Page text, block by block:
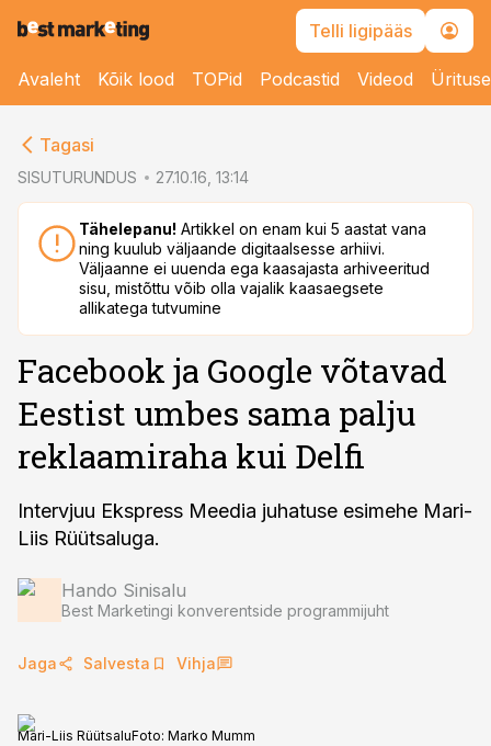
Telli ligipääs
Avaleht Kõik lood TOPid Podcastid Videod
Tagasi
SISUTURUNDUS 27.10.16, 13:14
Tähelepanu! Artikkel on enam kui 5 aastat vana
ning kuulub väljaande digitaalsesse arhiivi.
Väljaanne ei uuenda ega kaasajasta arhiveeritud
sisu, mistõttu võib olla vajalik kaasaegsete
allikatega tutvumine
Facebook ja Google võtavad
Eestist umbes sama palju
reklaamiraha kui Delfi
Intervjuu Ekspress Meedia juhatuse esimehe Mari-
Liis Rüütsaluga.
Hando Sinisalu
Best Marketingi konverentside programmijuht
Jaga Salvesta Vihja
Mari-Liis RüütsaluFoto: Marko Mumm